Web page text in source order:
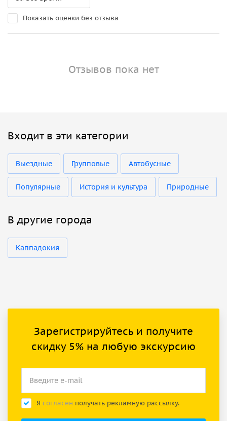
Показать оценки без отзыва
Отзывов пока нет
Входит в эти категории
Выездные Групповые Автобусные
Популярные История и культура Природные
В другие города
Каппадокия
Зарегистрируйтесь и получите
скидку 5% на любую экскурсию
Я согласен получать рекламную рассылку.